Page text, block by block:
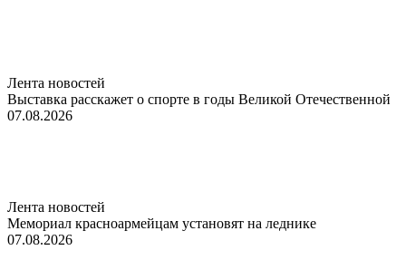
Лента новостей
Выставка расскажет о спорте в годы Великой Отечественной
07.08.2026
Лента новостей
Мемориал красноармейцам установят на леднике
07.08.2026